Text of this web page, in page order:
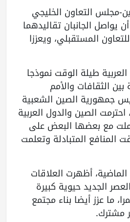
مجلس التعاون الخليجي
يواصل الجانبان تقاليدهما
المستقبلي، ويعززا
طيلة الوقت نموذجا
بين الثقافات والأمم
جمهورية الصين الشعبية
من 70 عاما، احترمت الصين والدول العربية
مع بعضها البعض على
المنافع المتبادلة وتعلمت
أظهرت العلاقات
الجديد حيوية كبيرة
ما عزز أيضا بناء مجتمع
مشترك.